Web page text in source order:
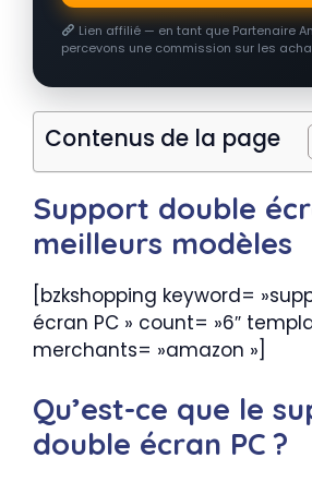
Lien affilié — en tant que Partenaire
percevons une commission sur les
Contenus de la page
Support double
meilleurs modèles
[bzkshopping keyword=
écran PC » count= »6″
merchants= »amazon »]
Qu’est-ce que le
double écran PC ?